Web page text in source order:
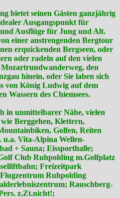
bietet seinen Gästen ganzjährig
Ausgangspunkt für
Ausflüge für Jung und Alt.
einer anstrengenden Bergtour
erquickenden Bergseen, oder
oder radeln auf den vielen
Mozartrundwanderweg, den
hinein, oder Sie laben sich
von König Ludwig auf dem
Wassern des Chiemsees.
in unmittelbarer Nähe, vielen
Berggehen, Klettern,
Golfen, Reiten
Vita-Alpina Wellen-
+ Sauna; Eissporthalle;
Club Ruhpolding m.Golfplatz
Freizeitpark
Ruhpolding
Rauschberg-
z.Zt.nicht!;